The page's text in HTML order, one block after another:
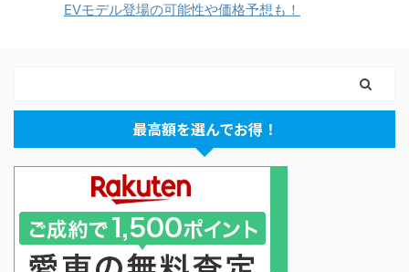
EVモデル登場の可能性や価格予想も！
最高額を選んでお得！